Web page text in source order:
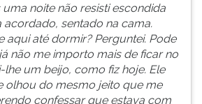
noite não resisti escondida
acordado, sentado na cama.
aqui até dormir? Perguntei. Pode
não me importo mais de ficar no
lhe um beijo, como fiz hoje. Ele
olhou do mesmo jeito que me
confessar que estava com